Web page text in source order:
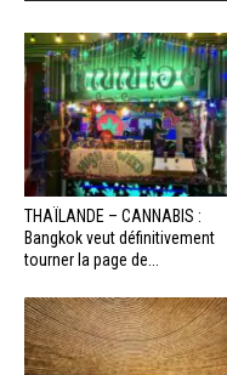
THAÏLANDE – CANNABIS :
Bangkok veut définitivement
tourner la page de...